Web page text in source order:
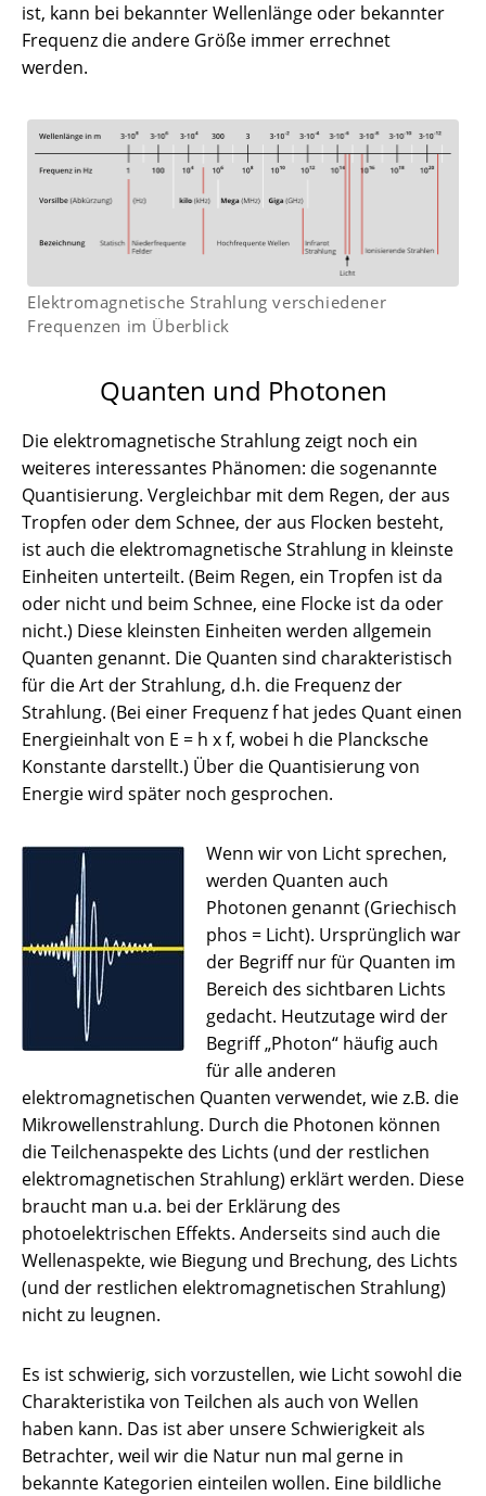
ist, kann bei bekannter Wellenlänge oder bekannter
Frequenz die andere Größe immer errechnet
werden.
Elektromagnetische Strahlung verschiedener
Frequenzen im Überblick
Quanten und Photonen
Die elektromagnetische Strahlung zeigt noch ein
weiteres interessantes Phänomen: die sogenannte
Quantisierung. Vergleichbar mit dem Regen, der aus
Tropfen oder dem Schnee, der aus Flocken besteht,
ist auch die elektromagnetische Strahlung in kleinste
Einheiten unterteilt. (Beim Regen, ein Tropfen ist da
oder nicht und beim Schnee, eine Flocke ist da oder
nicht.) Diese kleinsten Einheiten werden allgemein
Quanten genannt. Die Quanten sind charakteristisch
für die Art der Strahlung, d.h. die Frequenz der
Strahlung. (Bei einer Frequenz f hat jedes Quant einen
Energieinhalt von E = h x f, wobei h die Plancksche
Konstante darstellt.) Über die Quantisierung von
Energie wird später noch gesprochen.
Wenn wir von Licht sprechen,
werden Quanten auch
Photonen genannt (Griechisch
phos = Licht). Ursprünglich war
der Begriff nur für Quanten im
Bereich des sichtbaren Lichts
gedacht. Heutzutage wird der
Begriff „Photon“ häufig auch
für alle anderen
elektromagnetischen Quanten verwendet, wie z.B. die
Mikrowellenstrahlung. Durch die Photonen können
die Teilchenaspekte des Lichts (und der restlichen
elektromagnetischen Strahlung) erklärt werden. Diese
braucht man u.a. bei der Erklärung des
photoelektrischen Effekts. Anderseits sind auch die
Wellenaspekte, wie Biegung und Brechung, des Lichts
(und der restlichen elektromagnetischen Strahlung)
nicht zu leugnen.
Es ist schwierig, sich vorzustellen, wie Licht sowohl die
Charakteristika von Teilchen als auch von Wellen
haben kann. Das ist aber unsere Schwierigkeit als
Betrachter, weil wir die Natur nun mal gerne in
bekannte Kategorien einteilen wollen. Eine bildliche